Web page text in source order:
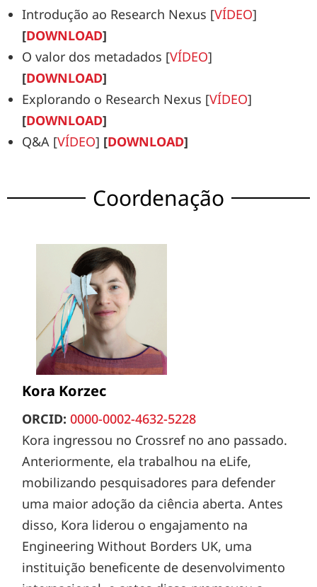
Introdução ao Research Nexus [VÍDEO]
[DOWNLOAD]
O valor dos metadados [VÍDEO]
[DOWNLOAD]
Explorando o Research Nexus [VÍDEO]
[DOWNLOAD]
Q&A [VÍDEO] [DOWNLOAD]
Coordenação
Kora Korzec
ORCID: 0000-0002-4632-5228
Kora ingressou no Crossref no ano passado.
Anteriormente, ela trabalhou na eLife,
mobilizando pesquisadores para defender
uma maior adoção da ciência aberta. Antes
disso, Kora liderou o engajamento na
Engineering Without Borders UK, uma
instituição beneficente de desenvolvimento